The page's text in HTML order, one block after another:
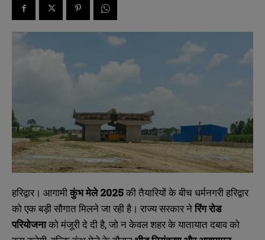
हरिद्वार। आगामीकुंभ मेले 2025की तैयारियों के बीच धर्मनगरी हरिद्वार
को एक बड़ी सौगात मिलने जा रही है। राज्य सरकार नेरिंग रोड
परियोजनाको मंजूरी दे दी है, जो न केवल शहर के यातायात दबाव को